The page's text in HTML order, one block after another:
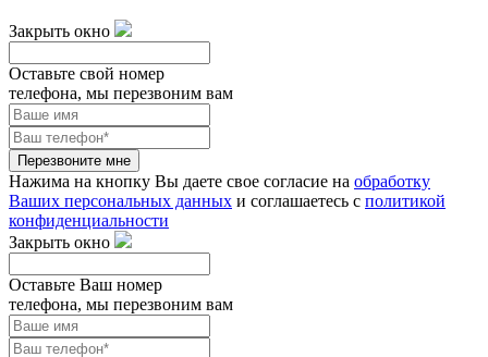
Закрыть окно
Оставьте свой номер
телефона, мы перезвоним вам
Перезвоните мне
Нажима на кнопку Вы даете свое согласие на обработку
Ваших персональных данных и соглашаетесь с политикой
конфиденциальности
Закрыть окно
Оставьте Ваш номер
телефона, мы перезвоним вам